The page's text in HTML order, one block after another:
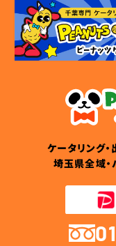
ケータリング
埼玉県全域